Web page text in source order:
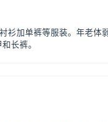
衫加单裤等服装。年老体
长裤。